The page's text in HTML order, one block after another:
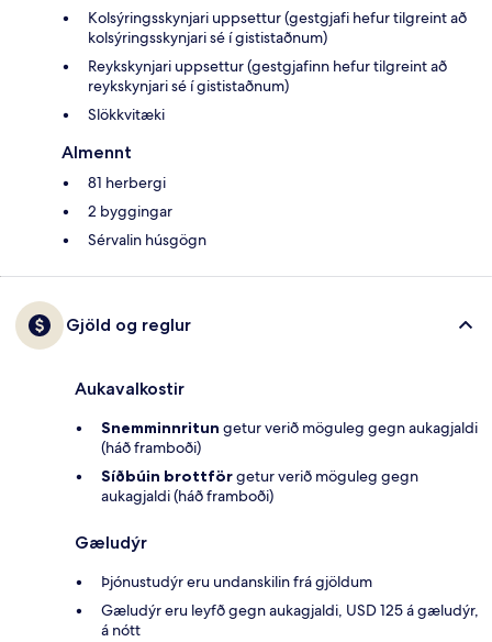
Kolsýringsskynjari uppsettur (gestgjafi hefur tilgreint að
kolsýringsskynjari sé í gististaðnum)
Reykskynjari uppsettur (gestgjafinn hefur tilgreint að
reykskynjari sé í gististaðnum)
Slökkvitæki
Almennt
81 herbergi
2 byggingar
Sérvalin húsgögn
Gjöld og reglur
Aukavalkostir
Snemminnritun getur verið möguleg gegn aukagjaldi
(háð framboði)
Síðbúin brottförgetur verið möguleg gegn
aukagjaldi (háð framboði)
Gæludýr
Þjónustudýr eru undanskilin frá gjöldum
Gæludýr eru leyfð gegn aukagjaldi, USD 125 á gæludýr,
á nótt